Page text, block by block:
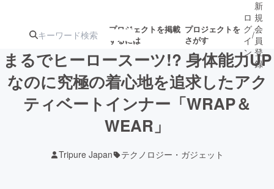
プロジェクトを掲載
するには
プロジェクトを
さがす
人気のプロ
注目のリ 注目の新着プロ募集終了が近いプ もうすぐ公開
アート・写真
ロ
グ
イ
ン
/
新
規
会
員
登
録
まるでヒーロースーツ!? 身体能力UP
なのに究極の着心地を追求したアク
ティベートインナー「WRAP＆
WEAR」
Tripure Japan テクノロジー・ガジェット